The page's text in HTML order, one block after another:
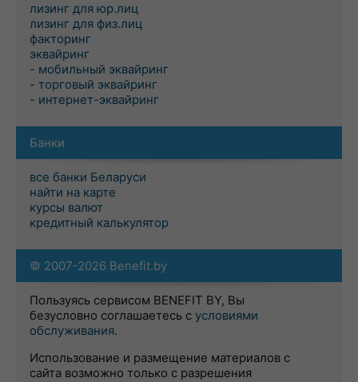
лизинг для юр.лиц
лизинг для физ.лиц
факторинг
эквайринг
- мобильный эквайринг
- торговый эквайринг
- интернет-эквайринг
Банки
все банки Беларуси
найти на карте
курсы валют
кредитный калькулятор
© 2007-2026 Benefit.by
Пользуясь сервисом BENEFIT BY, Вы
безусловно соглашаетесь с условиями
обслуживания.
Использование и размещение материалов с
сайта возможно только с разрешения